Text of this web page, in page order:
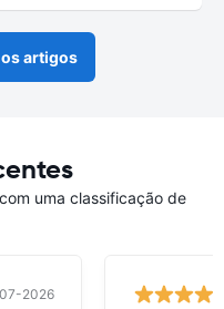
artigos
uma classificação de
2026